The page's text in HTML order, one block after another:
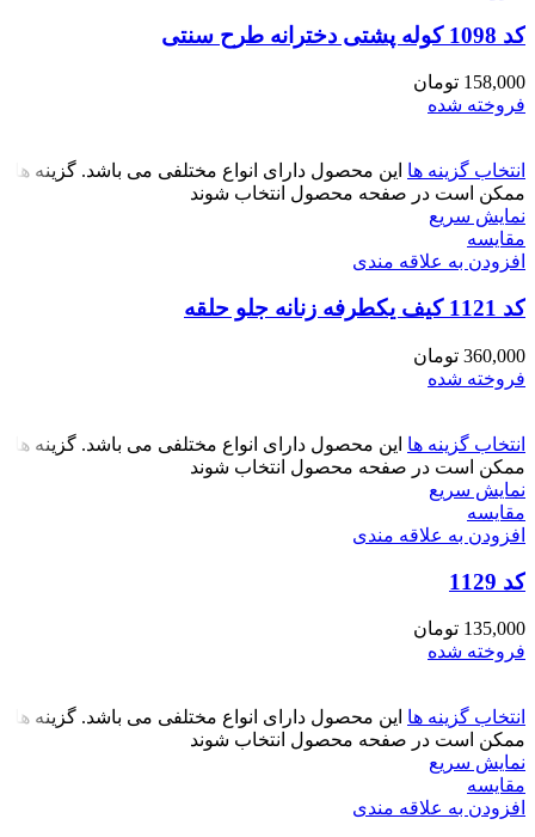
کد 1098 کوله پشتی دخترانه طرح سنتی
158,000 تومان
فروخته شده
انتخاب گزینه ها این محصول دارای انواع مختلفی می باشد. گزینه ها
ممکن است در صفحه محصول انتخاب شوند
نمایش سریع
مقايسه
افزودن به علاقه مندی
کد 1121 کیف یکطرفه زنانه جلو حلقه
360,000 تومان
فروخته شده
انتخاب گزینه ها این محصول دارای انواع مختلفی می باشد. گزینه ها
ممکن است در صفحه محصول انتخاب شوند
نمایش سریع
مقايسه
افزودن به علاقه مندی
کد 1129
135,000 تومان
فروخته شده
انتخاب گزینه ها این محصول دارای انواع مختلفی می باشد. گزینه ها
ممکن است در صفحه محصول انتخاب شوند
نمایش سریع
مقايسه
افزودن به علاقه مندی